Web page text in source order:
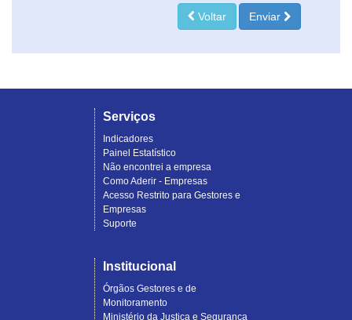
Voltar Enviar
Serviços
Indicadores
Painel Estatístico
Não encontrei a empresa
Como Aderir - Empresas
Acesso Restrito para Gestores e
Empresas
Suporte
Institucional
Órgãos Gestores e de
Monitoramento
Ministério da Justiça e Segurança